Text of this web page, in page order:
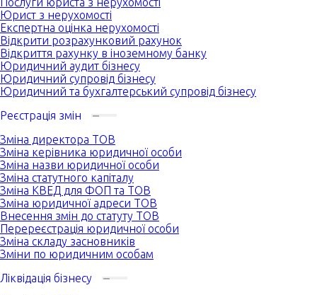
Юрист з нерухомості
Експертна оцінка нерухомості
Відкрити розрахунковий рахунок
Відкриття рахунку в іноземному банку
Юридичний аудит бізнесу
Юридичний супровід бізнесу
Юридичний та бухгалтерський супровід бізнесу
Реєстрація змін
Зміна директора ТОВ
Зміна керівника юридичної особи
Зміна назви юридичної особи
Зміна статутного капіталу
Зміна КВЕД для ФОП та ТОВ
Зміна юридичної адреси ТОВ
Внесення змін до статуту ТОВ
Перереєстрація юридичної особи
Зміна складу засновників
Зміни по юридичним особам
Ліквідація бізнесу